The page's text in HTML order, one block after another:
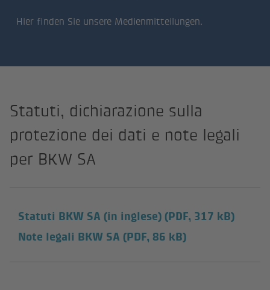
Hier finden Sie unsere Medienmitteilungen.
Statuti, dichiarazione sulla
protezione dei dati e note legali
per BKW SA
Statuti BKW SA (in inglese) (PDF, 317 kB)
Note legali BKW SA (PDF, 86 kB)